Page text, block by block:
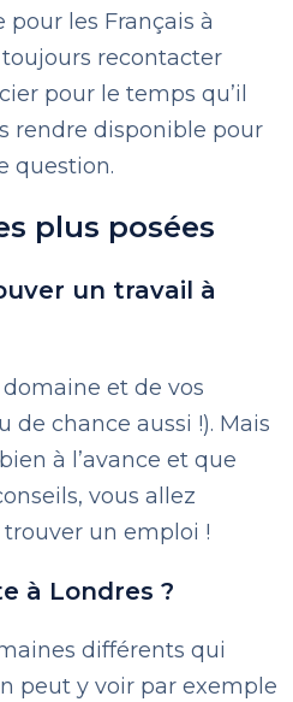
les Français à
recontacter
pour le temps qu’il
rendre disponible pour
question.
plus posées
un travail à
et de vos
de chance aussi !). Mais
à l’avance et que
vous allez
un emploi !
à Londres ?
différents qui
peut y voir par exemple